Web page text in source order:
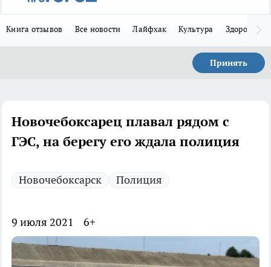
Книга отзывов Все новости Лайфхак Культура Здоровье
Принять
Новочебоксарец плавал рядом с
ГЭС, на берегу его ждала полиция
Новочебоксарск Полиция
9 июля 2021 6+